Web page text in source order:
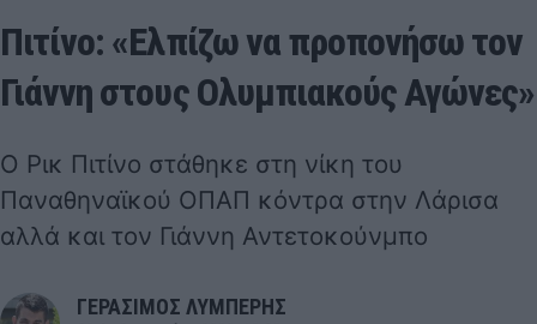
Πιτίνο: «Ελπίζω να προπονήσω τον
Γιάννη στους Ολυμπιακούς Αγώνες»
Ο Ρικ Πιτίνο στάθηκε στη νίκη του
Παναθηναϊκού ΟΠΑΠ κόντρα στην Λάρισα
αλλά και τον Γιάννη Αντετοκούνμπο
ΓΕΡΑΣΙΜΟΣ ΛΥΜΠΕΡΗΣ